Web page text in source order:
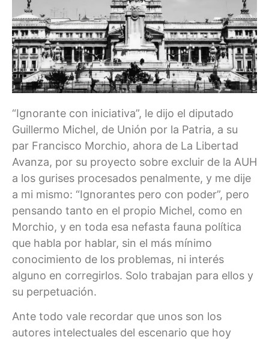
“Ignorante con iniciativa”, le dijo el diputado
Guillermo Michel, de Unión por la Patria, a su
par Francisco Morchio, ahora de La Libertad
Avanza, por su proyecto sobre excluir de la AUH
a los gurises procesados penalmente, y me dije
a mi mismo: “Ignorantes pero con poder”, pero
pensando tanto en el propio Michel, como en
Morchio, y en toda esa nefasta fauna política
que habla por hablar, sin el más mínimo
conocimiento de los problemas, ni interés
alguno en corregirlos. Solo trabajan para ellos y
su perpetuación.
Ante todo vale recordar que unos son los
autores intelectuales del escenario que hoy